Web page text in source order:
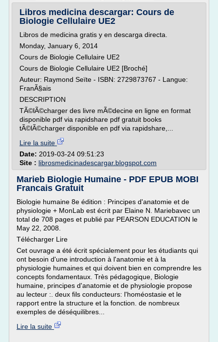
Libros medicina descargar: Cours de
Biologie Cellulaire UE2
Libros de medicina gratis y en descarga directa.
Monday, January 6, 2014
Cours de Biologie Cellulaire UE2
Cours de Biologie Cellulaire UE2 [Broché]
Auteur: Raymond Seïte - ISBN: 2729873767 - Langue:
FranÃ§ais
DESCRIPTION
TÃ©lÃ©charger des livre mÃ©decine en ligne en format
disponible pdf via rapidshare pdf gratuit books
tÃ©lÃ©charger disponible en pdf via rapidshare,...
Lire la suite
Date: 2019-03-24 09:51:23
Site : librosmedicinadescargar.blogspot.com
Marieb Biologie Humaine - PDF EPUB MOBI
Francais Gratuit
Biologie humaine 8e édition : Principes d'anatomie et de
physiologie + MonLab est écrit par Elaine N. Mariebavec un
total de 708 pages et publié par PEARSON EDUCATION le
May 22, 2008.
Télécharger Lire
Cet ouvrage a été écrit spécialement pour les étudiants qui
ont besoin d'une introduction à l'anatomie et à la
physiologie humaines et qui doivent bien en comprendre les
concepts fondamentaux. Très pédagogique, Biologie
humaine, principes d'anatomie et de physiologie propose
au lecteur :. deux fils conducteurs: l'homéostasie et le
rapport entre la structure et la fonction. de nombreux
exemples de déséquilibres...
Lire la suite